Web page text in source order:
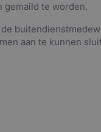
gemaild te worden.
aan te kunnen